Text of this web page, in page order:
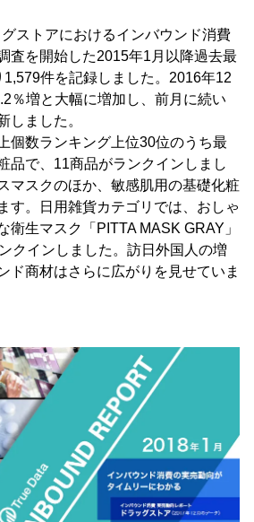
ストアにおけるインバウンド消費
査を開始した2015年1月以降過去最
件を記録しました。2016年12
％増と大幅に増加し、前月に続い
しました。
個数ランキング上位30位のうち最
品で、11商品がランクインしまし
マスクのほか、敏感肌用の基礎化粧
す。日用雑貨カテゴリでは、おしゃ
衛生マスク「PITTA MASK GRAY」
クインしました。訪日外国人の増
ド商材はさらに広がりを見せていま